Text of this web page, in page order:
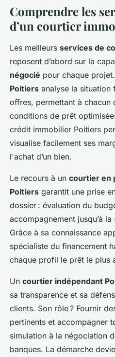
Comprendre les
d’un courtier
Les meilleurs services de
reposent d’abord sur la
négocié pour chaque
Poitiers analyse la situation
offres, permettant à chacun
conditions de prêt
crédit immobilier Poitiers
visualise facilement ses
l'achat d’un bien.
Le recours à un courtier en
Poitiers garantit une prise
dossier : évaluation du
accompagnement jusqu’à
Grâce à sa connaissance
spécialiste du financement
chaque profil le prêt le plus
Un courtier indépendant
sa transparence et sa
clients. Son rôle ? Fournir
pertinents et accompagner
simulation à la négociation
banques. La démarche